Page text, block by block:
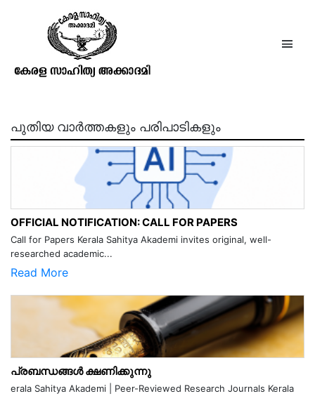
ഗുരു ഗോപിനാഥ്
പുതിയ വാർത്തകളും പരിപാടികളും
OFFICIAL NOTIFICATION: CALL FOR PAPERS
Call for Papers Kerala Sahitya Akademi invites original, well-
researched academic...
Read More
പ്രബന്ധങ്ങൾ ക്ഷണിക്കുന്നു
erala Sahitya Akademi | Peer-Reviewed Research Journals Kerala